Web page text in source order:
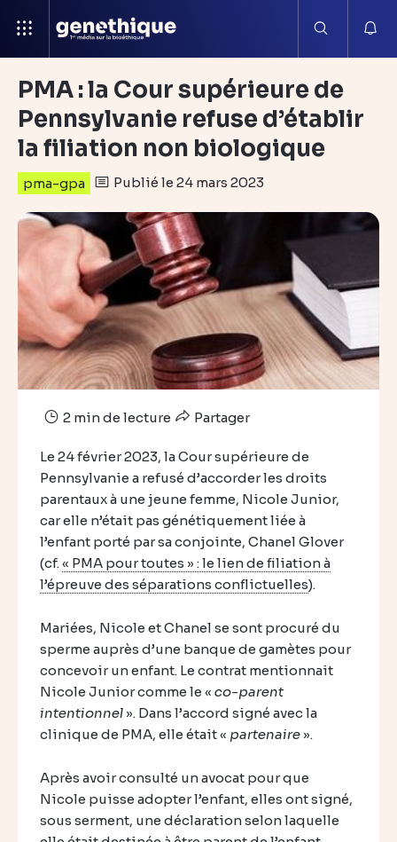
PMA : la Cour supérieure de
Pennsylvanie refuse d’établir
la filiation non biologique
pma-gpa Publié le 24 mars 2023
2 min de lecture Partager
Le 24 février 2023, la Cour supérieure de
Pennsylvanie a refusé d’accorder les droits
parentaux à une jeune femme, Nicole Junior,
car elle n’était pas génétiquement liée à
l’enfant porté par sa conjointe, Chanel Glover
(cf.« PMA pour toutes » : le lien de filiation à
l’épreuve des séparations conflictuelles).
Mariées, Nicole et Chanel se sont procuré du
sperme auprès d’une banque de gamètes pour
concevoir un enfant. Le contrat mentionnait
Nicole Junior comme le « co-parent
intentionnel ». Dans l’accord signé avec la
clinique de PMA, elle était « partenaire ».
Après avoir consulté un avocat pour que
Nicole puisse adopter l’enfant, elles ont signé,
sous serment, une déclaration selon laquelle